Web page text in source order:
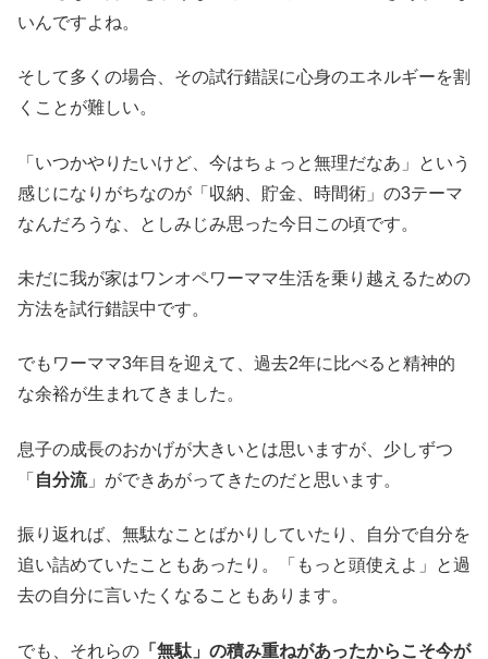
いんですよね。
そして多くの場合、その試行錯誤に心身のエネルギーを割
くことが難しい。
「いつかやりたいけど、今はちょっと無理だなあ」という
感じになりがちなのが「収納、貯金、時間術」の3テーマ
なんだろうな、としみじみ思った今日この頃です。
未だに我が家はワンオペワーママ生活を乗り越えるための
方法を試行錯誤中です。
でもワーママ3年目を迎えて、過去2年に比べると精神的
な余裕が生まれてきました。
息子の成長のおかげが大きいとは思いますが、少しずつ
「 自分流」ができあがってきたのだと思います。
振り返れば、無駄なことばかりしていたり、自分で自分を
追い詰めていたこともあったり。「もっと頭使えよ」と過
去の自分に言いたくなることもあります。
でも、それらの 「無駄」の積み重ねがあったからこそ今が